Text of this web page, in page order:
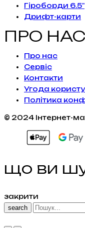
Гіроборди 6.5"
Дрифт-карти
ПРО НАС
Про нас
Сервiс
Контакти
Угода
Політика
© 2024 Інтернет-
що ви
закрити
search